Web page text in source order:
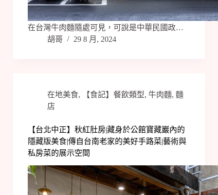
在台灣牛肉麵隨處可見，可說是中華民國政…
胡哥
29 8 月, 2024
在地美食, 【食記】餐飲類型, 牛肉麵, 麵
店
【台北中正】秋紅肚房|藏身於公館寶藏巖內的
隱藏版美食|傳自台南老家的美好手路菜|藝術與
私房菜的展示空間